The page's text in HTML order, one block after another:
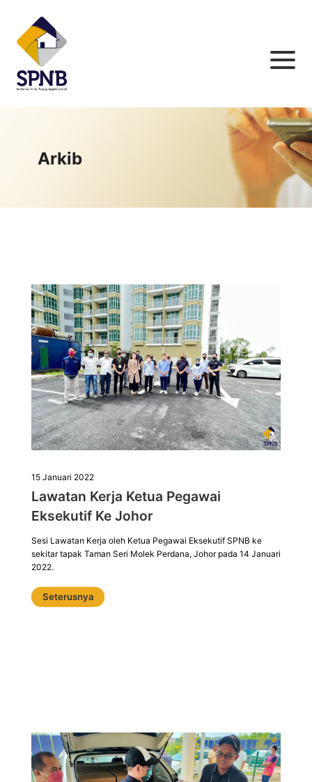
Arkib
15 Januari 2022
Lawatan Kerja Ketua Pegawai
Eksekutif Ke Johor
Sesi Lawatan Kerja oleh Ketua Pegawai Eksekutif SPNB ke
sekitar tapak Taman Seri Molek Perdana, Johor pada 14 Januari
2022.
Seterusnya